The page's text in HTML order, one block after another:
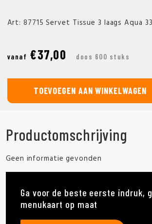
Art: 87715 Servet Tissue 3 laags Aqua
vanaf €37,00 doos 600 stuks
TOEVOEGEN AAN WINKELWAGEN
Productomschrijving
Geen informatie gevonden
Ga voor de beste eerste indruk,
menukaart op maat